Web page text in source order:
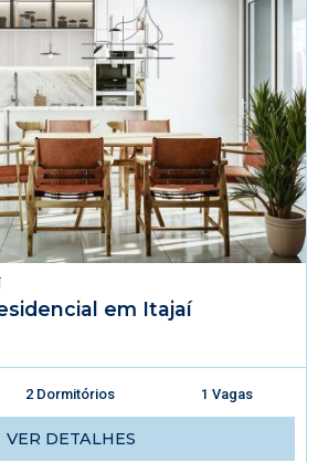
em Itajaí
2 Dormitórios 1 Vagas
VER DETALHES